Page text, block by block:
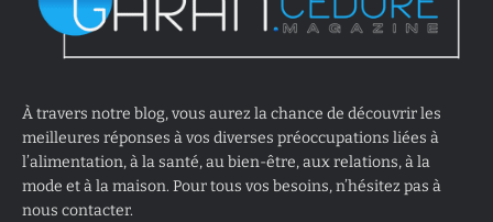
À travers notre blog, vous aurez la chance de découvrir les
meilleures réponses à vos diverses préoccupations liées à
l’alimentation, à la santé, au bien-être, aux relations, à la
mode et à la maison. Pour tous vos besoins, n’hésitez pas à
nous contacter.